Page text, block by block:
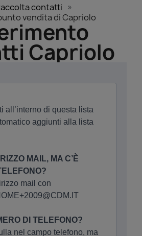
contatti
vendita di Capriolo
Capriolo